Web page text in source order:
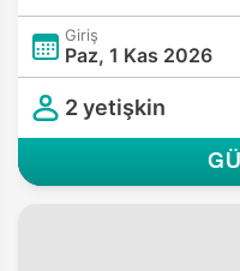
Giriş
Paz, 1 Kas 2026
2 yetişkin